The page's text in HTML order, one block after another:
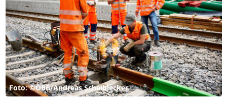
Foto: ©ÖBB/Andreas Scheiblecker